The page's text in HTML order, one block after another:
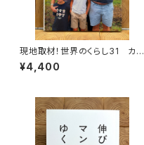
現地取材！世界のくらし31 カナ
ダ
¥4,400